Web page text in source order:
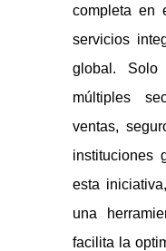
completa en
servicios
global.
múltiples
ventas,
instituciones
esta
una
facilita la